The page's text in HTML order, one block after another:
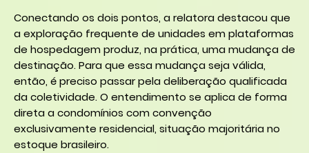
Conectando os dois pontos, a relatora destacou que
a exploração frequente de unidades em plataformas
de hospedagem produz, na prática, uma mudança de
destinação. Para que essa mudança seja válida,
então, é preciso passar pela deliberação qualificada
da coletividade. O entendimento se aplica de forma
direta a condomínios com convenção
exclusivamente residencial, situação majoritária no
estoque brasileiro.